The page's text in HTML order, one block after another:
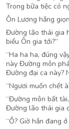
Trong bữa tiệc có
Ôn Lương hắng
Đường lão thái gia
biểu Ôn gia tới?”
“Ha ha ha, đúng
này Đường môn
Đường đại ca này?
“Ngươi muốn chết
“Đường môn bất
Đường lão thái gia
“Ồ? Giờ hắn đang